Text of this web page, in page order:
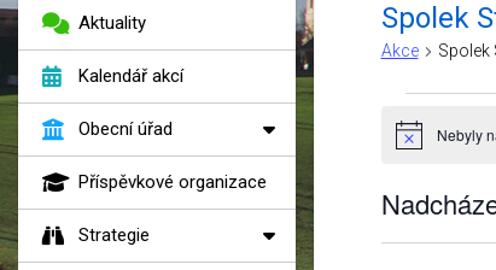
Spolek
Akce Spolek
Notice Nebyly
Aktuality
Kalendář akcí
Obecní úřad
Příspěvkové organizace
Strategie